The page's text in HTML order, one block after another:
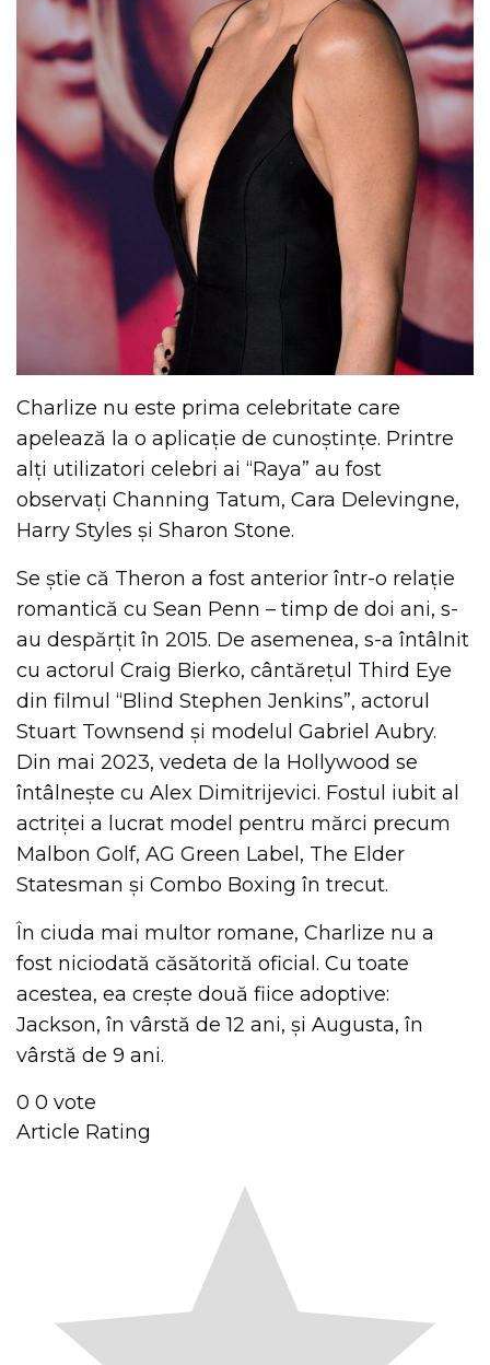
Charlize nu este prima celebritate care
apelează la o aplicație de cunoștințe. Printre
alți utilizatori celebri ai “Raya” au fost
observați Channing Tatum, Cara Delevingne,
Harry Styles și Sharon Stone.
Se știe că Theron a fost anterior într-o relație
romantică cu Sean Penn – timp de doi ani, s-
au despărțit în 2015. De asemenea, s-a întâlnit
cu actorul Craig Bierko, cântărețul Third Eye
din filmul “Blind Stephen Jenkins”, actorul
Stuart Townsend și modelul Gabriel Aubry.
Din mai 2023, vedeta de la Hollywood se
întâlnește cu Alex Dimitrijevici. Fostul iubit al
actriței a lucrat model pentru mărci precum
Malbon Golf, AG Green Label, The Elder
Statesman și Combo Boxing în trecut.
În ciuda mai multor romane, Charlize nu a
fost niciodată căsătorită oficial. Cu toate
acestea, ea crește două fiice adoptive:
Jackson, în vârstă de 12 ani, și Augusta, în
vârstă de 9 ani.
0 0 vote
Article Rating